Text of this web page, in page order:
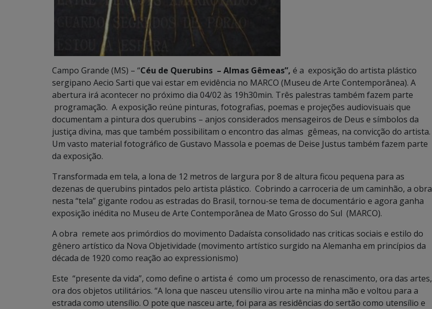
Campo Grande (MS) – “Céu de Querubins – Almas Gêmeas”, é a exposição do artista plástico
sergipano Aecio Sarti que vai estar em evidência no MARCO (Museu de Arte Contemporânea). A
abertura irá acontecer no próximo dia 04/02 às 19h30min. Três palestras também fazem parte
programação. A exposição reúne pinturas, fotografias, poemas e projeções audiovisuais que
documentam a pintura dos querubins – anjos considerados mensageiros de Deus e símbolos da
justiça divina, mas que também possibilitam o encontro das almas gêmeas, na convicção do artista.
Um vasto material fotográfico de Gustavo Massola e poemas de Deise Justus também fazem parte
da exposição.
Transformada em tela, a lona de 12 metros de largura por 8 de altura ficou pequena para as
dezenas de querubins pintados pelo artista plástico. Cobrindo a carroceria de um caminhão, a obra
nesta “tela” gigante rodou as estradas do Brasil, tornou-se tema de documentário e agora ganha
exposição inédita no Museu de Arte Contemporânea de Mato Grosso do Sul (MARCO).
A obra remete aos primórdios do movimento Dadaísta consolidado nas criticas sociais e estilo do
gênero artístico da Nova Objetividade (movimento artístico surgido na Alemanha em princípios da
década de 1920 como reação ao expressionismo)
Este “presente da vida”, como define o artista é como um processo de renascimento, ora das artes,
ora dos objetos utilitários. “A lona que nasceu utensílio virou arte na minha mão e voltou para a
estrada como utensílio. O pote que nasceu arte, foi para as residências do sertão como utensílio e